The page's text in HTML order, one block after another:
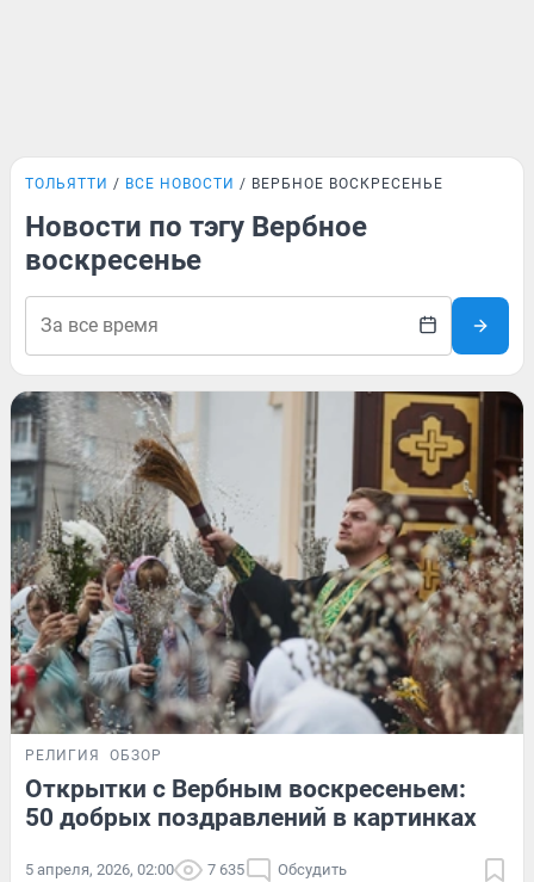
ТОЛЬЯТТИ ВСЕ НОВОСТИ ВЕРБНОЕ ВОСКРЕСЕНЬЕ
Новости по тэгу Вербное
воскресенье
РЕЛИГИЯ ОБЗОР
Открытки с Вербным воскресеньем:
50 добрых поздравлений в картинках
5 апреля, 2026, 02:00 7 635 Обсудить